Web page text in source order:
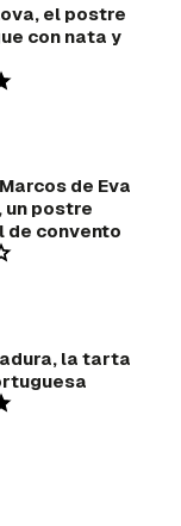
el postre
con nata y
de Eva
un postre
de convento
la tarta